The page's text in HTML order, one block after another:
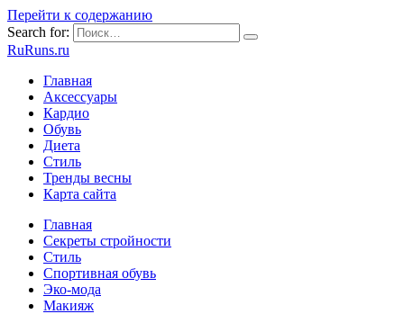
Перейти к содержанию
Search for:
RuRuns.ru
Главная
Аксессуары
Кардио
Обувь
Диета
Стиль
Тренды весны
Карта сайта
Главная
Секреты стройности
Стиль
Спортивная обувь
Эко-мода
Макияж